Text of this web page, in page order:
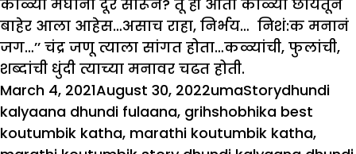
काळ्या मेघांना दूर सारून? तू ही आता काळ्या छायेतून
बाहेर आला आहेस…असाच राहा, निर्भय… निशं:क मनानं
जग…’’ चंद्र जणू त्याला सांगत होता…कळ्यांची, फुलांची,
शब्दांची धुंदी त्याच्या मनावर चढत होती.
Posted
on
March 4, 2021August 30, 2022Author
umaCategories
StoryTags
dhundi
kalyaana dhundi fulaana, grihshobhika best
koutumbik katha, marathi koutumbik katha,